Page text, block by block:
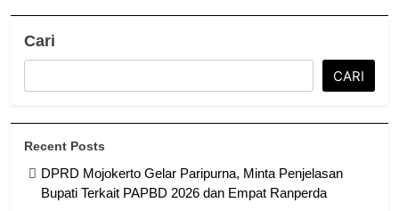
Cari
CARI
Recent Posts
DPRD Mojokerto Gelar Paripurna, Minta Penjelasan
Bupati Terkait PAPBD 2026 dan Empat Ranperda